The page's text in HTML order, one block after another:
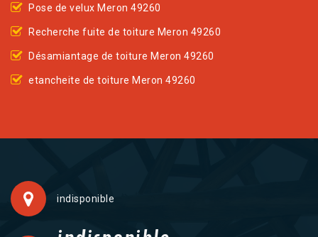
Pose de velux Meron 49260
Recherche fuite de toiture Meron 49260
Désamiantage de toiture Meron 49260
etancheite de toiture Meron 49260
indisponible